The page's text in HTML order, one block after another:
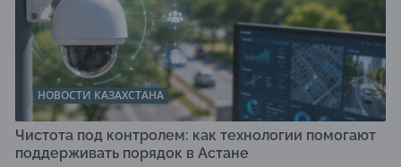
НОВОСТИ КАЗАХСТАНА
Чистота под контролем: как технологии помогают
поддерживать порядок в Астане